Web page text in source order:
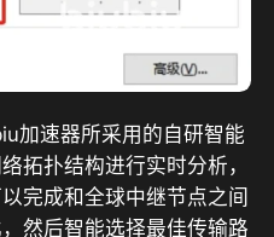
加速器所采用的自研智能
拓扑结构进行实时分析，
完成和全球中继节点之间
然后智能选择最佳传输路